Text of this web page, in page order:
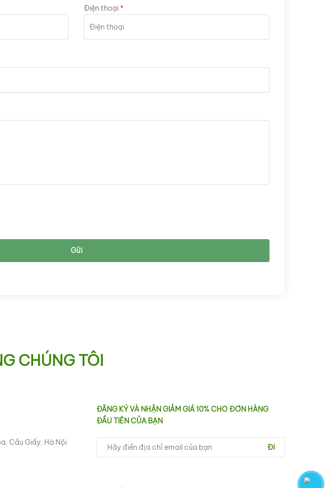
Điện thoại
Gửi
CHÚNG TÔI
Cầu Giấy, Hà Nội
ĐĂNG KÝ VÀ NHẬN GIẢM GIÁ 10% CHO ĐƠN HÀNG
ĐẦU TIÊN CỦA BẠN
ĐI